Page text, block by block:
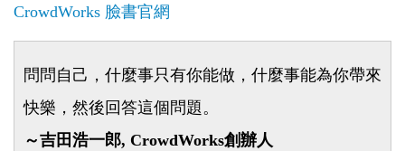
CrowdWorks 臉書官網
問問自己，什麼事只有你能做，什麼事能為你帶來
快樂，然後回答這個問題。
～吉田浩一郎, CrowdWorks創辦人